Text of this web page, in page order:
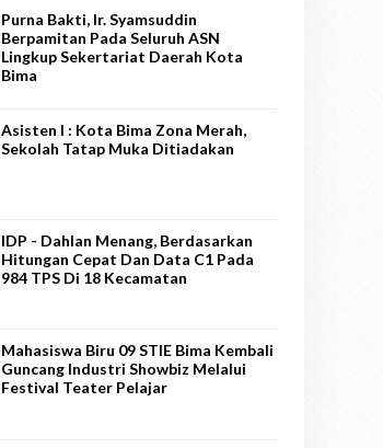
Purna Bakti, Ir. Syamsuddin
Berpamitan Pada Seluruh ASN
Lingkup Sekertariat Daerah Kota
Bima
Asisten I : Kota Bima Zona Merah,
Sekolah Tatap Muka Ditiadakan
IDP - Dahlan Menang, Berdasarkan
Hitungan Cepat Dan Data C1 Pada
984 TPS Di 18 Kecamatan
Mahasiswa Biru 09 STIE Bima Kembali
Guncang Industri Showbiz Melalui
Festival Teater Pelajar